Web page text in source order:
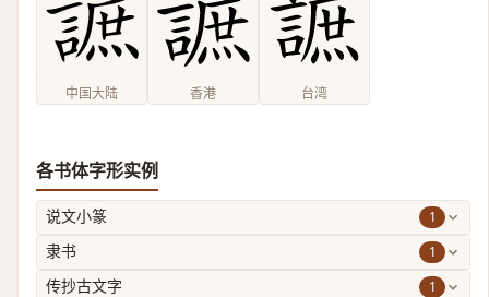
中国大陆 香港 台湾
各书体字形实例
说文小篆 1
隶书 1
传抄古文字 1